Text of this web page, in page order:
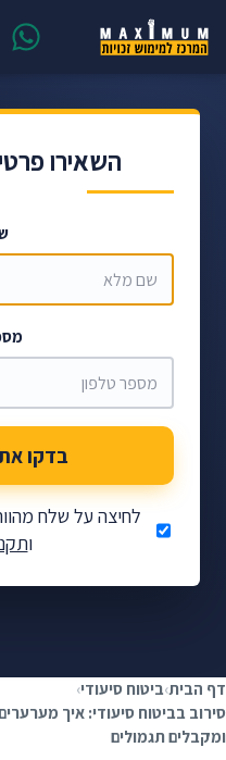
השאירו
בדקו
לחיצה על שלח
ו
מגיע לכם תשלום
✓ ללא תשלום מראש — רק
✓ אלפי משפחות כבר קיבלו
דף הבית›ביטוח סיעודי›
סירוב בביטוח סיעודי: איך
ומקבלים תגמולים